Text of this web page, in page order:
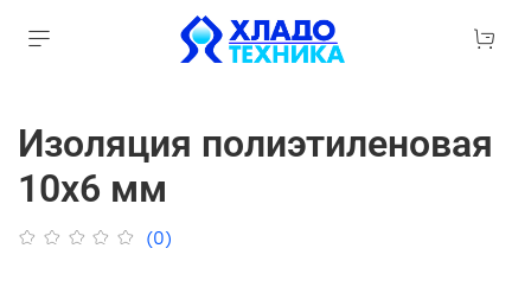
Изоляция полиэтиленовая
10х6 мм
(0)